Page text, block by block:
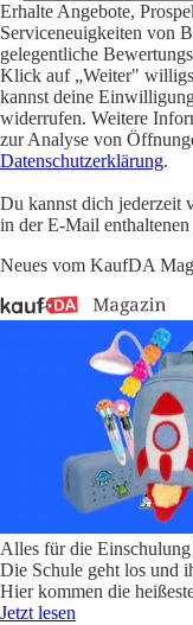
Erhalte Angebote,
Serviceneuigkeiten von
gelegentliche
Klick auf „Weiter"
kannst deine
widerrufen. Weitere
zur Analyse von
Datenschutzerklärung.
Du kannst dich jederzeit
in der E-Mail
Neues vom KaufDA
Alles für die
Die Schule geht los und
Hier kommen die
Jetzt lesen